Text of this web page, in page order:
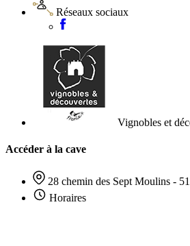
Réseaux sociaux
Vignobles et
Accéder à la cave
28 chemin des Sept Moulins -
Horaires